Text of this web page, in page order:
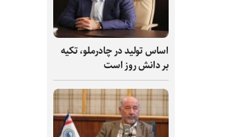
اساس تولید در چادرملو، تکیه
بر دانش‌ روز است